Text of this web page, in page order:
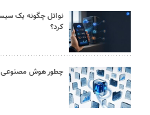
نواتل چگونه یک
کرد؟
چطور هوش مصنوعی